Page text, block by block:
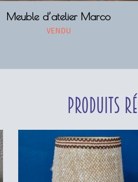
Meuble d’atelier Marco
VENDU
Produits